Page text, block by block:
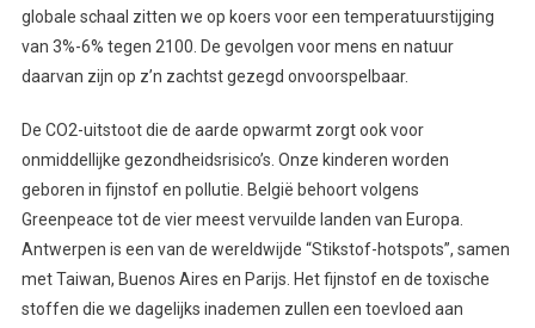
globale schaal zitten we op koers voor een temperatuurstijging
van 3%-6% tegen 2100. De gevolgen voor mens en natuur
daarvan zijn op z’n zachtst gezegd onvoorspelbaar.
De CO2-uitstoot die de aarde opwarmt zorgt ook voor
onmiddellijke gezondheidsrisico’s. Onze kinderen worden
geboren in fijnstof en pollutie. België behoort volgens
Greenpeace tot de vier meest vervuilde landen van Europa.
Antwerpen is een van de wereldwijde “Stikstof-hotspots”, samen
met Taiwan, Buenos Aires en Parijs. Het fijnstof en de toxische
stoffen die we dagelijks inademen zullen een toevloed aan